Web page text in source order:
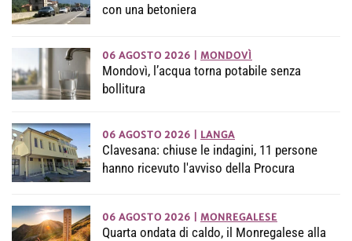
con una betoniera
06 AGOSTO 2026 MONDOVÌ
Mondovì, l’acqua torna potabile senza
bollitura
06 AGOSTO 2026 LANGA
Clavesana: chiuse le indagini, 11 persone
hanno ricevuto l'avviso della Procura
06 AGOSTO 2026 MONREGALESE
Quarta ondata di caldo, il Monregalese alla